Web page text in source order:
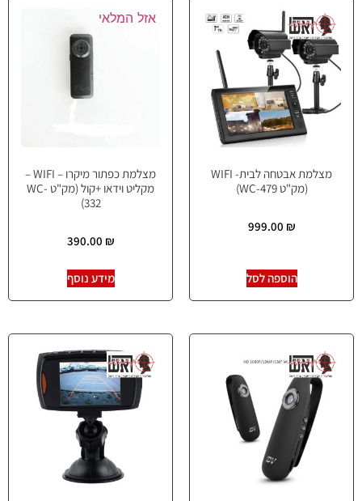
מצלמת אבטחה לבית- WIFI
(מק"ט WC-479)
999.00 ₪
הוספה לסל
אזל המלאי
מצלמת כפתור מיקרו – WIFI –
מקליט וידאו +קול (מק"ט WC-
332)
390.00 ₪
מידע נוסף